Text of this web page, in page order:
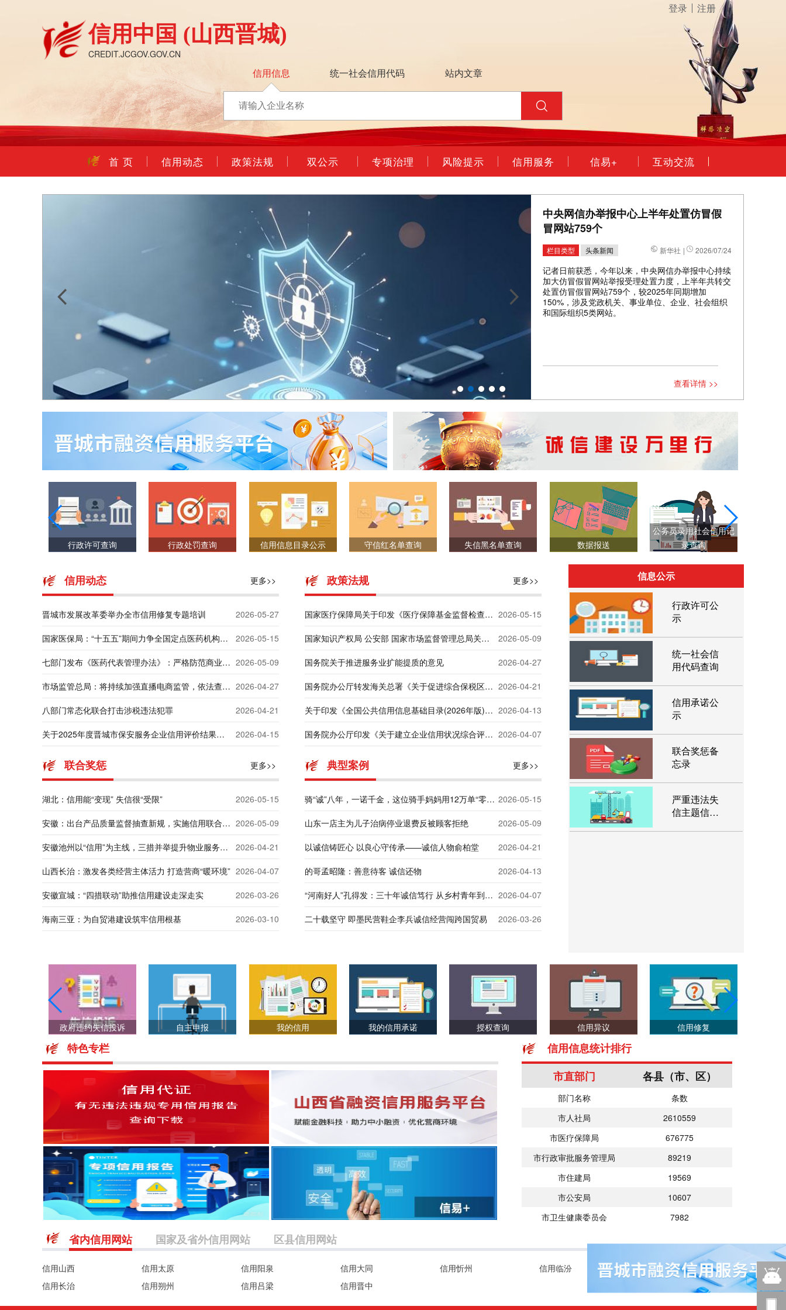
信用中国 (山西晋城)
CREDIT.JCGOV.GOV.CN
登录 注册
信用信息 统一社会信用代码 站内文章
首 页 信用动态 政策法规 双公示 专项治理 风险提示 信用服务 信易+ 互动交流
中央网信办举报中心上半年处置仿冒假
冒网站759个
栏目类型 头条新闻 新华社 | 2026/07/24
记者日前获悉，今年以来，中央网信办举报中心持续
加大仿冒假冒网站举报受理处置力度，上半年共转交
处置仿冒假冒网站759个，较2025年同期增加
150%，涉及党政机关、事业单位、企业、社会组织
和国际组织5类网站。
查看详情 >>
行政许可查询 行政处罚查询 信用信息目录公示 守信红名单查询 失信黑名单查询 数据报送
公务员录用社会信用记
录查询
信用动态 更多>>
晋城市发展改革委举办全市信用修复专题培训 2026-05-27
国家医保局：“十五五”期间力争全国定点医药机构现场检查全覆盖 2026-05-15
七部门发布《医药代表管理办法》：严格防范商业贿赂行为 2026-05-09
市场监管总局：将持续加强直播电商监管，依法查处各类违法违规行为 2026-04-27
八部门常态化联合打击涉税违法犯罪 2026-04-21
关于2025年度晋城市保安服务企业信用评价结果的公示 2026-04-15
政策法规 更多>>
国家医疗保障局关于印发《医疗保障基金监督检查五年行动计划（2026年—2030年）》的通知 2026-05-15
国家知识产权局 公安部 国家市场监督管理总局关于印发知识产权代理行业“整治规范年”行动方案的通知 2026-05-09
国务院关于推进服务业扩能提质的意见 2026-04-27
国务院办公厅转发海关总署《关于促进综合保税区扩能提质的若干措施》的通知 2026-04-21
关于印发《全国公共信用信息基础目录(2026年版)》和《全国失信惩戒措施基础清单(2026年版)》的通知(发改财金〔2026〕447号) 2026-04-13
国务院办公厅印发《关于建立企业信用状况综合评价体系的实施方案》的通知 2026-04-07
联合奖惩 更多>>
湖北：信用能“变现” 失信很“受限” 2026-05-15
安徽：出台产品质量监督抽查新规，实施信用联合惩戒 2026-05-09
安徽池州以“信用”为主线，三措并举提升物业服务水平 2026-04-21
山西长治：激发各类经营主体活力 打造营商“暖环境” 2026-04-07
安徽宣城：“四措联动”助推信用建设走深走实 2026-03-26
海南三亚：为自贸港建设筑牢信用根基 2026-03-10
典型案例 更多>>
骑“诚”八年，一诺千金，这位骑手妈妈用12万单“零差评”证明诚信是最硬的风骨 2026-05-15
山东一店主为儿子治病停业退费反被顾客拒绝 2026-05-09
以诚信铸匠心 以良心守传承——诚信人物俞柏堂 2026-04-21
的哥孟昭隆：善意待客 诚信还物 2026-04-13
“河南好人”孔得发：三十年诚信笃行 从乡村青年到政协委员 2026-04-07
二十载坚守 即墨民营鞋企李兵诚信经营闯跨国贸易 2026-03-26
信息公示
行政许可公
示
统一社会信
用代码查询
信用承诺公
示
联合奖惩备
忘录
严重违法失
信主题信息
政府违约失信投诉 自主申报 我的信用 我的信用承诺 授权查询 信用异议 信用修复
特色专栏
信用信息统计排行
市直部门
各县（市、区）
部门名称
条数
市人社局
2610559
市医疗保障局
676775
市行政审批服务管理局
89219
市住建局
19569
市公安局
10607
市卫生健康委员会
7982
省内信用网站 国家及省外信用网站 区县信用网站
信用山西 信用太原 信用阳泉 信用大同 信用忻州 信用临汾
信用运城
信用长治
信用朔州 信用吕梁 信用晋中
智能
客服
意见
反馈